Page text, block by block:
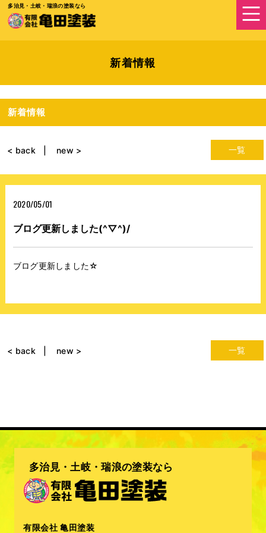
多治見・土岐・瑞浪の塗装なら
新着情報
新着情報
一覧
< back new >
2020/05/01
ブログ更新しました(^▽^)/
ブログ更新しました☆
一覧
< back new >
多治見・土岐・瑞浪の塗装なら
有限会社 亀田塗装